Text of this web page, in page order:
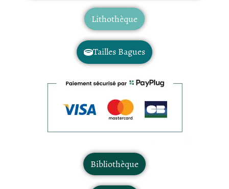
Lithothèque
Tailles Bagues
Bibliothèque